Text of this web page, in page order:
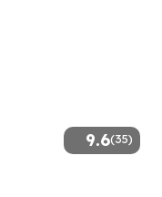
9.6(35)